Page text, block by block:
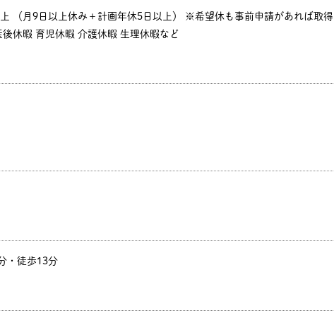
（月9日以上休み＋計画年休5日以上） ※希望休も事前申請があれば取得
休暇 育児休暇 介護休暇 生理休暇など
・徒歩13分